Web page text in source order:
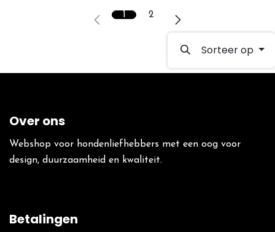
1 2
Sorteer op
Over ons
Webshop voor hondenliefhebbers met een oog voor
design, duurzaamheid en kwaliteit.
Betalingen